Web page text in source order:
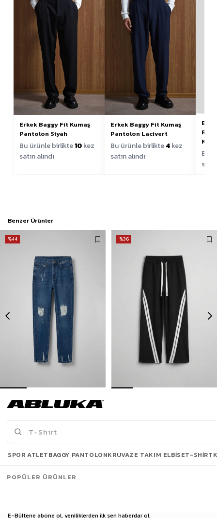
Erkek Baggy Fit Kumaş
Pantolon Siyah
Bu ürünle birlikte10kez
satın alındı
Erkek Baggy Fit Kumaş
Pantolon Lacivert
Bu ürünle birlikte4kez
satın alındı
Bu
Benzer Ürünler
%44
499,00 TL
889,90 TL
%36
Son Bakılanlar
E-Bültene abone ol, yeniliklerden ilk sen haberdar ol.
SPOR ATLETBAGGY PANTOLONKRUVAZE TAKIM ELBISET-SHIRT
POPÜLER ÜRÜNLER